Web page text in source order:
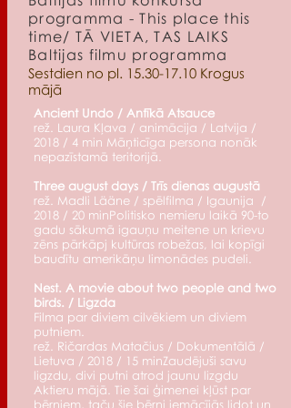
programma - This place this
time/ TĀ VIETA, TAS LAIKS
Baltijas filmu programma
Sestdien no pl. 15.30-17.10 Krogus
mājā
Ancient Undo / Antīkā Atsauce
rež. Laura Kļava / animācija / Latvija /
2018 / 4 min Māņticīga persona nonāk
nepazīstamā teritorijā.
Three august days / Trīs dienas augustā
rež. Madli Lääne / spēlfilma / Igaunija /
2018 / 20 minPolitisko nemieru laikā 90-to
gadu sākumā igauņu meitene un krievu
zēns pārkāpj kultūras robežas, lai kopīgi
baudītu amerikāņu limonādes pudeli.
Nest. A movie about two people and two
birds. / Ligzda
Filma par diviem cilvēkiem un diviem
putniem.
rež. Ričardas Matačius / Dokumentālā /
Lietuva / 2018 / 15 minZaudējuši savu
ligzdu, divi putni atrod jaunu lizgdu
Aktieru mājā. Tie šai ģimenei kļūst par
bērniem, taču šie bērni iemācījās lidot un